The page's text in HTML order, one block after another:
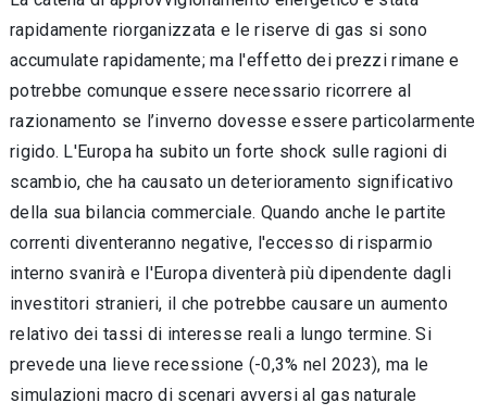
rapidamente riorganizzata e le riserve di gas si sono
accumulate rapidamente; ma l'effetto dei prezzi rimane e
potrebbe comunque essere necessario ricorrere al
razionamento se l’inverno dovesse essere particolarmente
rigido. L'Europa ha subito un forte shock sulle ragioni di
scambio, che ha causato un deterioramento significativo
della sua bilancia commerciale. Quando anche le partite
correnti diventeranno negative, l'eccesso di risparmio
interno svanirà e l'Europa diventerà più dipendente dagli
investitori stranieri, il che potrebbe causare un aumento
relativo dei tassi di interesse reali a lungo termine. Si
prevede una lieve recessione (-0,3% nel 2023), ma le
simulazioni macro di scenari avversi al gas naturale